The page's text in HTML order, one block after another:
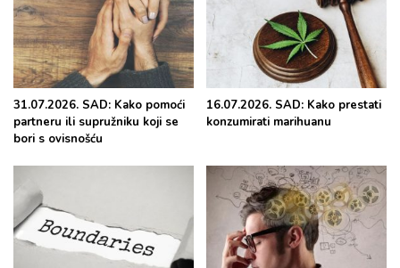
31.07.2026. SAD: Kako pomoći
partneru ili supružniku koji se
bori s ovisnošću
16.07.2026. SAD: Kako prestati
konzumirati marihuanu